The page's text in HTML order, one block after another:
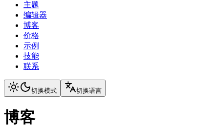
主题
编辑器
博客
价格
示例
技能
联系
切换模式 切换语言
博客